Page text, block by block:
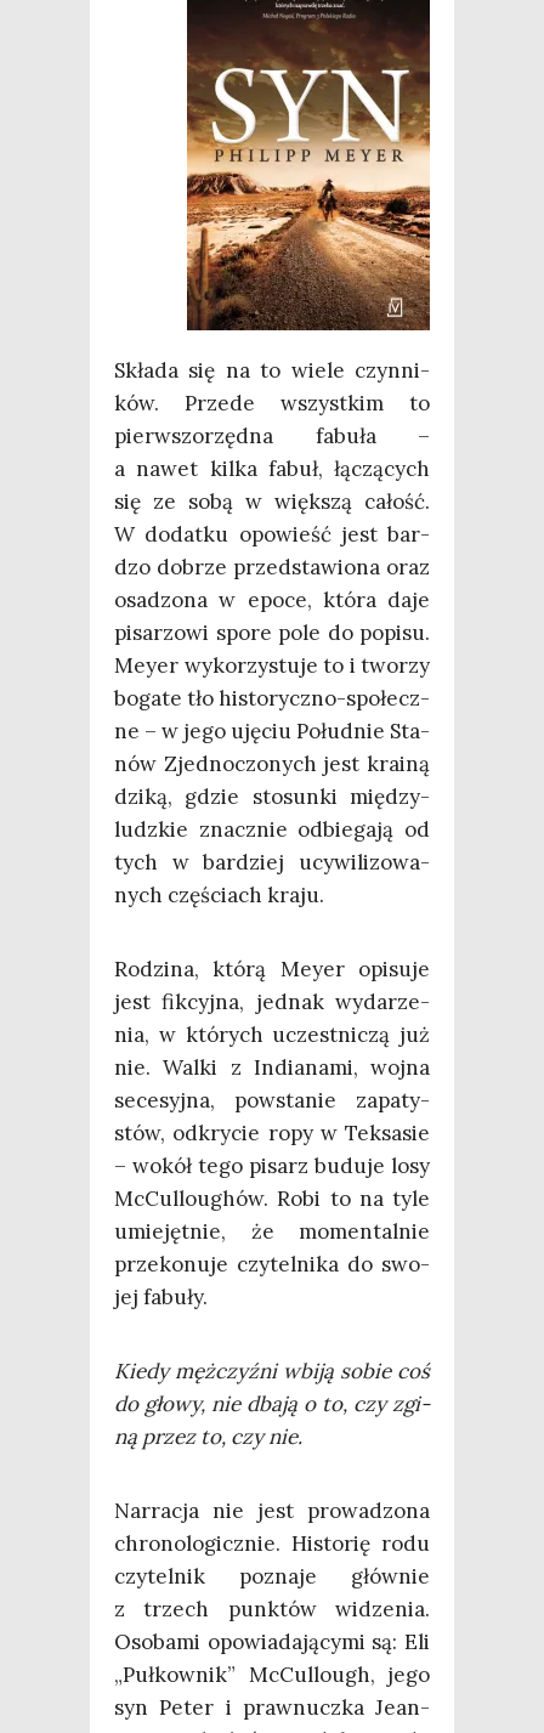
Skła­da się na to wie­le czyn­ni­
ków. Przede wszyst­kim to
pierw­szo­rzęd­na fabu­ła –
a nawet kil­ka fabuł, łączą­cych
się ze sobą w więk­szą całość.
W dodat­ku opo­wieść jest bar­
dzo dobrze przed­sta­wio­na oraz
osa­dzo­na w epo­ce, któ­ra daje
pisa­rzo­wi spo­re pole do popi­su.
Mey­er wyko­rzy­stu­je to i two­rzy
boga­te tło histo­rycz­no-spo­łecz­
ne – w jego uję­ciu Połu­dnie Sta­
nów Zjed­no­czo­nych jest kra­iną
dzi­ką, gdzie sto­sun­ki mię­dzy­
ludz­kie znacz­nie odbie­ga­ją od
tych w bar­dziej ucy­wi­li­zo­wa­
nych czę­ściach kraju.
Rodzi­na, któ­rą Mey­er opi­su­je
jest fik­cyj­na, jed­nak wyda­rze­
nia, w któ­rych uczest­ni­czą już
nie. Wal­ki z India­na­mi, woj­na
sece­syj­na, powsta­nie zapa­ty­
stów, odkry­cie ropy w Tek­sa­sie
– wokół tego pisarz budu­je losy
McCul­lo­ughów. Robi to na tyle
umie­jęt­nie, że momen­tal­nie
prze­ko­nu­je czy­tel­ni­ka do swo­
jej fabuły.
Kie­dy męż­czyź­ni wbi­ją sobie coś
do gło­wy, nie dba­ją o to, czy zgi­
ną przez to, czy nie.
Nar­ra­cja nie jest pro­wa­dzo­na
chro­no­lo­gicz­nie. Histo­rię rodu
czy­tel­nik pozna­je głów­nie
z trzech punk­tów widze­nia.
Oso­ba­mi opo­wia­da­ją­cy­mi są: Eli
„Puł­kow­nik” McCul­lo­ugh, jego
syn Peter i pra­wnucz­ka Jean­